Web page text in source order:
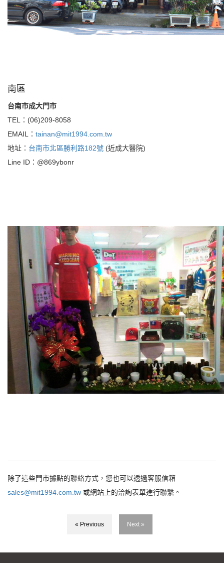
南區
台南市成大門市
TEL：(06)209-8058
EMAIL： tainan@mit1994.com.tw
地址： 台南市北區勝利路182號 (近成大醫院)
Line ID：@869ybonr
除了這些門市據點的聯絡方式，您也可以透過客服信箱
sales@mit1994.com.tw 或網站上的洽詢表單進行聯繫。
« Previous Next »